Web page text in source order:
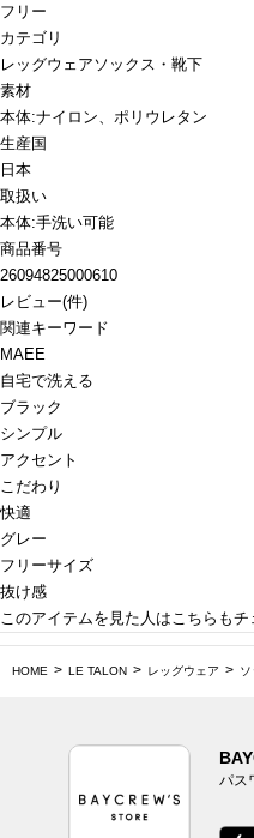
フリー
カテゴリ
レッグウェア ソックス・靴下
素材
本体:ナイロン、ポリウレタン
生産国
日本
取扱い
本体:手洗い可能
商品番号
26094825000610
レビュー(件)
関連キーワード
MAEE
自宅で洗える
ブラック
シンプル
アクセント
こだわり
快適
グレー
フリーサイズ
抜け感
このアイテムを見た人はこちらも
HOME LE TALON レッグウェア
パス